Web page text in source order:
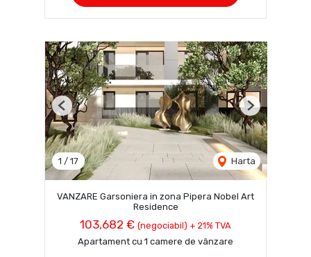
1 / 17 Harta
Previous Next
VANZARE Garsoniera in zona Pipera Nobel Art
Residence
103,682 € (negociabil) + 21% TVA
Apartament cu 1 camere de vânzare